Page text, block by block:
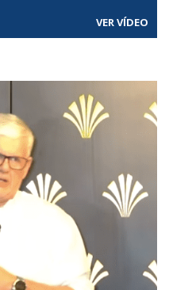
VER VÍDEO